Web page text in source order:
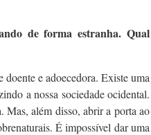
de forma estranha. Qual
e adoecedora. Existe uma
a nossa sociedade ocidental.
Mas, além disso, abrir a porta ao
É impossível dar uma